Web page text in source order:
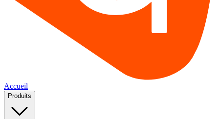
Accueil
Produits